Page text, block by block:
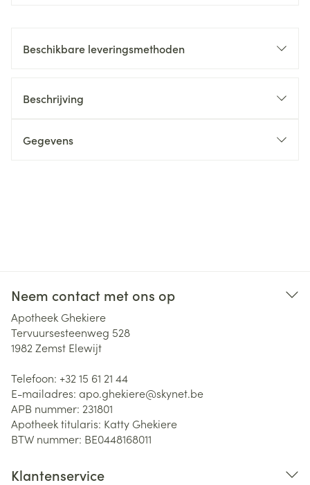
Beschikbare leveringsmethoden
Beschrijving
Gegevens
Neem contact met ons op
Apotheek Ghekiere
Tervuursesteenweg 528
1982 Zemst Elewijt
Telefoon: +32 15 61 21 44
E-mailadres: apo.ghekiere@skynet.be
APB nummer: 231801
Apotheek titularis: Katty Ghekiere
BTW nummer: BE0448168011
Klantenservice